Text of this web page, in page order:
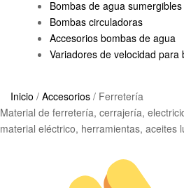
Bombas de agua sumergibles
Bombas circuladoras
Accesorios bombas de agua
Variadores de velocidad para
Inicio / Accesorios / Ferretería
Material de ferretería, cerrajería,
material eléctrico, herramientas, aceites